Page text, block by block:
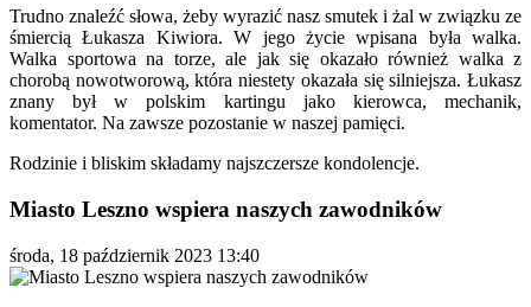
Trudno znaleźć słowa, żeby wyrazić nasz smutek i żal w związku ze
śmiercią Łukasza Kiwiora. W jego życie wpisana była walka.
Walka sportowa na torze, ale jak się okazało również walka z
chorobą nowotworową, która niestety okazała się silniejsza. Łukasz
znany był w polskim kartingu jako kierowca, mechanik,
komentator. Na zawsze pozostanie w naszej pamięci.
Rodzinie i bliskim składamy najszczersze kondolencje.
Miasto Leszno wspiera naszych zawodników
środa, 18 październik 2023 13:40